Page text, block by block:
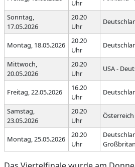
Uhr
Sonntag,
17.05.2026
20.20
Uhr
Montag, 18.05.2026
20.20
Uhr
Mittwoch,
20.05.2026
20.20
Uhr
USA -
Freitag, 22.05.2026
16.20
Uhr
Samstag,
23.05.2026
20.20
Uhr
Montag, 25.05.2026
20.20
Uhr